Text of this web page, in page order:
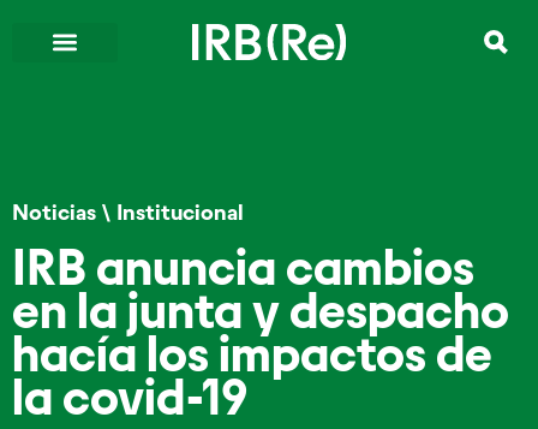
Noticias \ Institucional
IRB anuncia cambios
en la junta y despacho
hacía los impactos de
la covid-19